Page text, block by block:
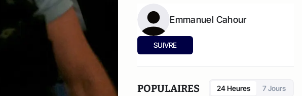
Emmanuel Cahour
SUIVRE
POPULAIRES 24 Heures 7 Jours